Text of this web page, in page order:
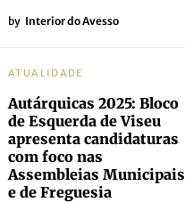
by Interior do Avesso
ATUALIDADE
Autárquicas 2025: Bloco
de Esquerda de Viseu
apresenta candidaturas
com foco nas
Assembleias Municipais
e de Freguesia